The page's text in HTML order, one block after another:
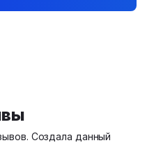
Создала данный